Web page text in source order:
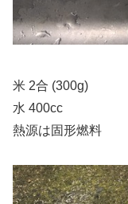
米 2合 (300g)
水 400cc
熱源は固形燃料